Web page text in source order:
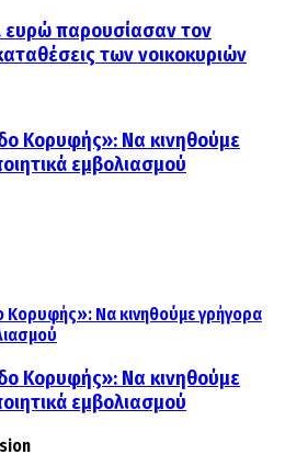
ευρώ παρουσίασαν τον
των νοικοκυριών
Κορυφής»: Να κινηθούμε
εμβολιασμού
Κορυφής»: Να κινηθούμε
εμβολιασμού